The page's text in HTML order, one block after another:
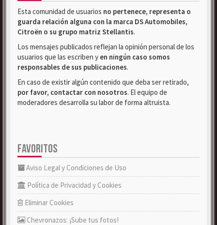
Esta comunidad de usuarios no pertenece, representa o
guarda relación alguna con la marca DS Automobiles,
Citroën o su grupo matriz Stellantis.
Los mensajes publicados reflejan la opinión personal de los
usuarios que las escriben y en ningún caso somos
responsables de sus publicaciones.
En caso de existir algún contenido que deba ser retirado,
por favor, contactar con nosotros. El equipo de
moderadores desarrolla su labor de forma altruista.
FAVORITOS
Aviso Legal y Condiciones de Uso
Política de Privacidad y Cookies
Eliminar Cookies
Chevronazos: ¡Sube tus fotos!